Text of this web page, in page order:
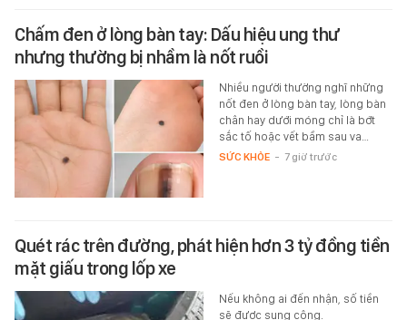
Chấm đen ở lòng bàn tay: Dấu hiệu ung thư
nhưng thường bị nhầm là nốt ruồi
Nhiều người thường nghĩ những
nốt đen ở lòng bàn tay, lòng bàn
chân hay dưới móng chỉ là bớt
sắc tố hoặc vết bầm sau va…
SỨC KHỎE - 7 giờ trước
Quét rác trên đường, phát hiện hơn 3 tỷ đồng tiền
mặt giấu trong lốp xe
Nếu không ai đến nhận, số tiền
sẽ được sung công.